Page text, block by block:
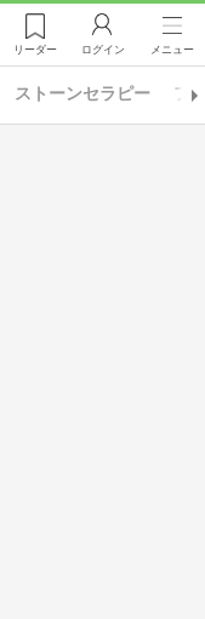
リーダー ログイン メニュー
ストーンセラピー フ